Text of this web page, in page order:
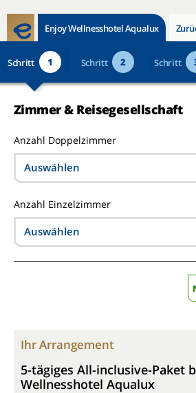
Enjoy Wellnesshotel Aqualux
Schritt 1 Schritt 2 Schritt
Zimmer & Reisegesellschaft
Anzahl Doppelzimmer
Auswählen
Anzahl Einzelzimmer
Auswählen
Ihr Arrangement
5-tägiges All-inclusive-Paket
Wellnesshotel Aqualux